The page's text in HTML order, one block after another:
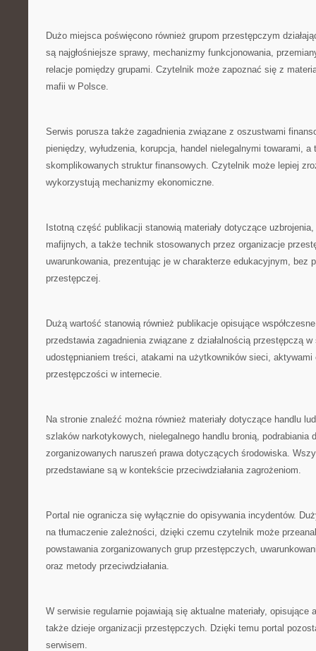
Dużo miejsca poświęcono również grupom przestępczym
są najgłośniejsze sprawy, mechanizmy funkcjonowania,
relacje pomiędzy grupami. Czytelnik może zapoznać się z
mafii w Polsce.
Serwis porusza także zagadnienia związane z oszustwami
pieniędzy, wyłudzenia, korupcja, handel nielegalnymi towarami, a
skomplikowanych struktur finansowych. Czytelnik może lepiej
wykorzystują mechanizmy ekonomiczne.
Istotną część publikacji stanowią materiały dotyczące
mafijnych, a także technik stosowanych przez organizacje
uwarunkowania, prezentując je w charakterze edukacyjnym, bez
przestępczej.
Dużą wartość stanowią również publikacje opisujące
przedstawia zagadnienia związane z działalnością przestępczą
udostępnianiem treści, atakami na użytkowników sieci,
przestępczości w internecie.
Na stronie znaleźć można również materiały dotyczące handlu
szlaków narkotykowych, nielegalnego handlu bronią, podrabiania
zorganizowanych naruszeń prawa dotyczących środowiska.
przedstawiane są w kontekście przeciwdziałania zagrożeniom.
Portal nie ogranicza się wyłącznie do opisywania incydentów.
na tłumaczenie zależności, dzięki czemu czytelnik może
powstawania zorganizowanych grup przestępczych,
oraz metody przeciwdziałania.
W serwisie regularnie pojawiają się aktualne materiały, opisujące
także dzieje organizacji przestępczych. Dzięki temu portal
serwisem.